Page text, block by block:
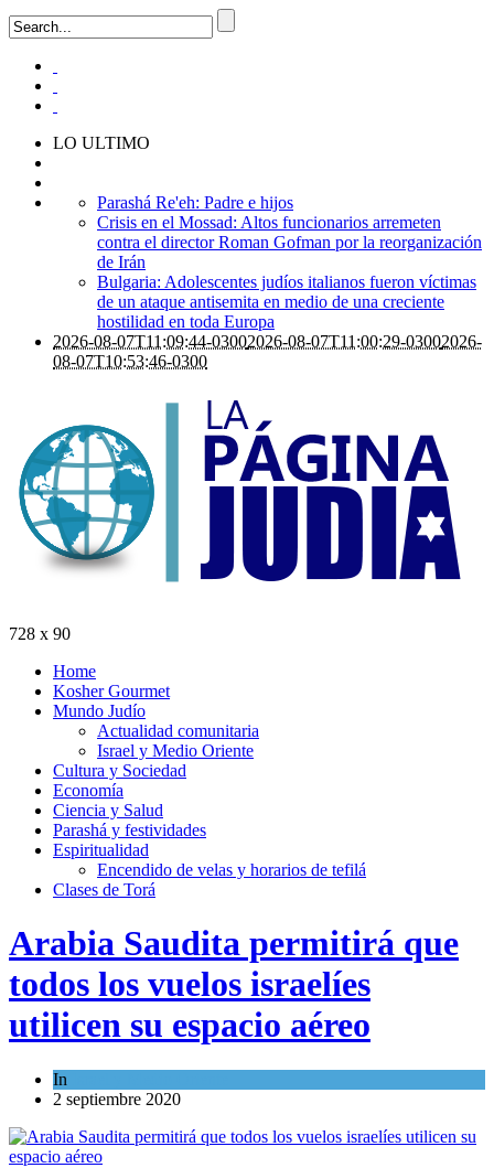
LO ULTIMO
Parashá Re'eh: Padre e hijos
Crisis en el Mossad: Altos funcionarios arremeten
contra el director Roman Gofman por la reorganización
de Irán
Bulgaria: Adolescentes judíos italianos fueron víctimas
de un ataque antisemita en medio de una creciente
hostilidad en toda Europa
2026-08-07T11:09:44-03002026-08-07T11:00:29-03002026-
08-07T10:53:46-0300
728 x 90
Home
Kosher Gourmet
Mundo Judío
Actualidad comunitaria
Israel y Medio Oriente
Cultura y Sociedad
Economía
Ciencia y Salud
Parashá y festividades
Espiritualidad
Encendido de velas y horarios de tefilá
Clases de Torá
Arabia Saudita permitirá que
todos los vuelos israelíes
utilicen su espacio aéreo
In
2 septiembre 2020